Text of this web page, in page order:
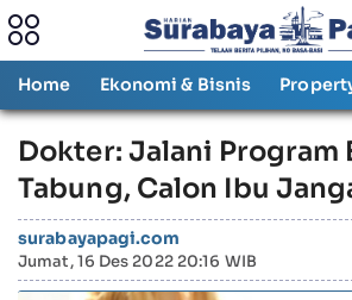
Home Ekonomi & Bisnis
Dokter: Jalani Program
Tabung, Calon Ibu
surabayapagi.com
Jumat, 16 Des 2022 20:16 WIB